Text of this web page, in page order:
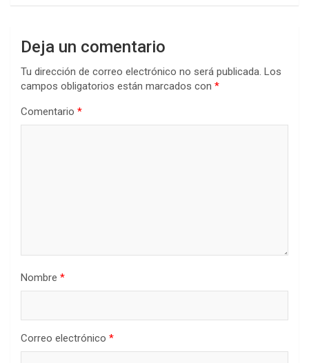
Deja un comentario
Tu dirección de correo electrónico no será publicada. Los
campos obligatorios están marcados con *
Comentario *
Nombre *
Correo electrónico *